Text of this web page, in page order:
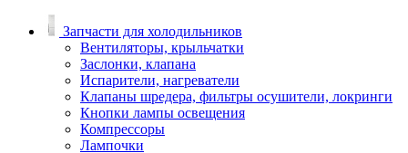
Запчасти для холодильников
Вентиляторы, крыльчатки
Заслонки, клапана
Испарители, нагреватели
Клапаны шредера, фильтры осушители, локринги
Кнопки лампы освещения
Компрессоры
Лампочки